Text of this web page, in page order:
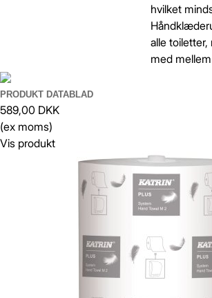
hvilket
alle
med
PRODUKT DATABLAD
589,00 DKK
(ex moms)
Vis produkt